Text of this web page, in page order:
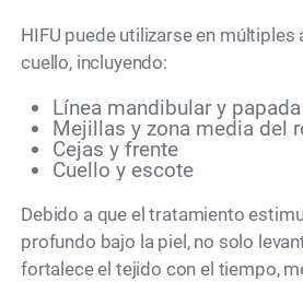
HIFU puede utilizarse en múltiples
cuello, incluyendo:
Línea mandibular y papada
Mejillas y zona media del
Cejas y frente
Cuello y escote
Debido a que el tratamiento
profundo bajo la piel, no solo
fortalece el tejido con el tiempo,